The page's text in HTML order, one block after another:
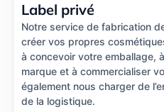
Label privé
Notre service de fabrication
créer vos propres
à concevoir votre emballage,
marque et à commercialiser
également nous charger de
de la logistique.